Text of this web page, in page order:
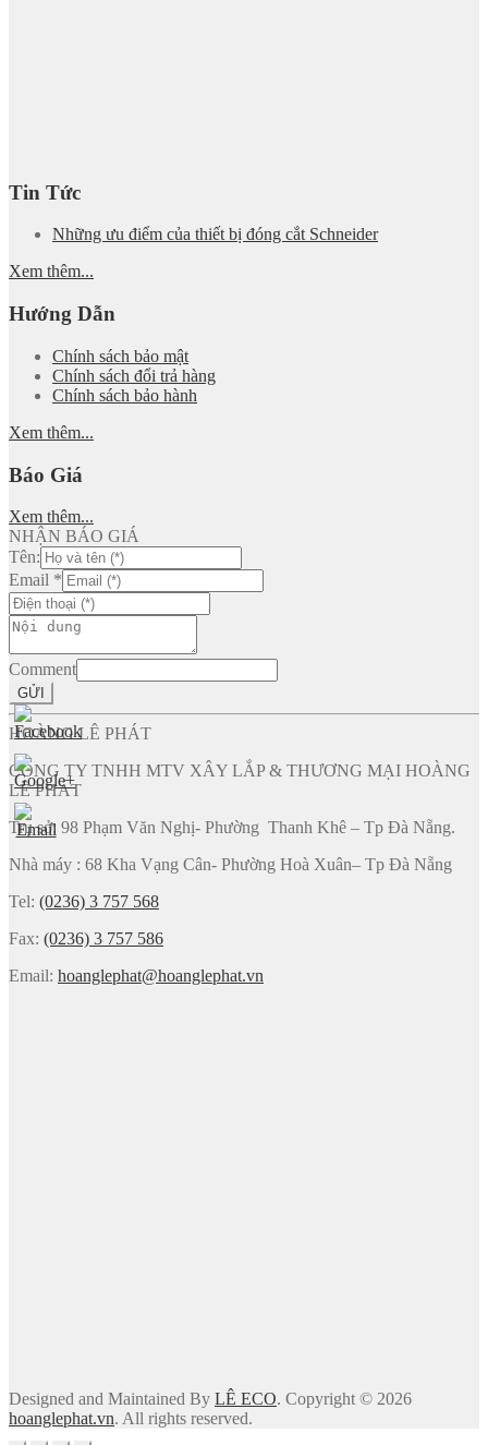
Tin Tức
Những ưu điểm của thiết bị đóng cắt Schneider
Xem thêm...
Hướng Dẫn
Chính sách bảo mật
Chính sách đổi trả hàng
Chính sách bảo hành
Xem thêm...
Báo Giá
Xem thêm...
NHẬN BÁO GIÁ
Tên:
Email *
Comment
GỬI
HOÀNG LÊ PHÁT
CÔNG TY TNHH MTV XÂY LẮP & THƯƠNG MẠI HOÀNG
LÊ PHÁT
Trụ sở: 98 Phạm Văn Nghị- Phường Thanh Khê – Tp Đà Nẵng.
Nhà máy : 68 Kha Vạng Cân- Phường Hoà Xuân– Tp Đà Nẵng
Tel: (0236) 3 757 568
Fax: (0236) 3 757 586
Email: hoanglephat@hoanglephat.vn
Designed and Maintained By LÊ ECO. Copyright © 2026
hoanglephat.vn. All rights reserved.